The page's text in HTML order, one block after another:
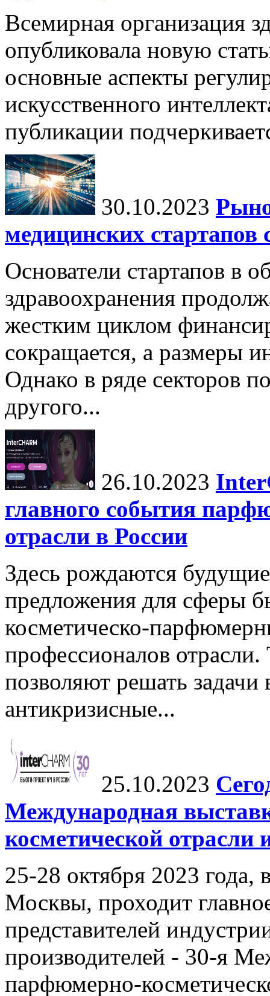
Всемирная организация
опубликовала новую
основные аспекты
искусственного
публикации
30.10.2023
медицинских стартапов
Основатели стартапов в
здравоохранения
жестким циклом
сокращается, а размеры
Однако в ряде секторов
другого...
26.10.2023
главного события
отрасли в России
Здесь рождаются
предложения для сферы
косметическо-
профессионалов
позволяют решать
антикризисные...
25.10.2023
Международная
косметической
25-28 октября 2023 года,
Москвы, проходит
представителей
производителей - 30-я
парфюмерно-